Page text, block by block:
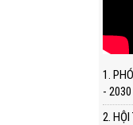
1.
- 2030
2.